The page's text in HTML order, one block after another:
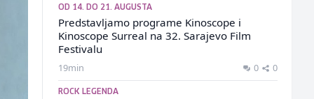
OD 14. DO 21. AUGUSTA
Predstavljamo programe Kinoscope i
Kinoscope Surreal na 32. Sarajevo Film
Festivalu
19min 0 0
ROCK LEGENDA